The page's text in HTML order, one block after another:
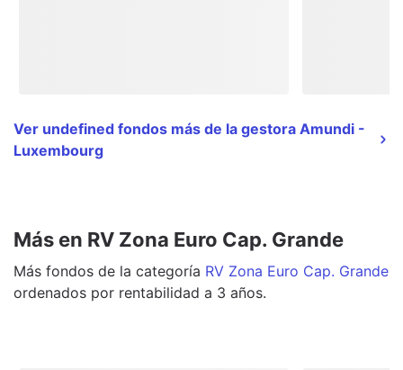
Ver undefined fondos más de la gestora Amundi -
Luxembourg
Más en RV Zona Euro Cap. Grande
Más fondos de la categoría RV Zona Euro Cap. Grande
ordenados por rentabilidad a 3 años.